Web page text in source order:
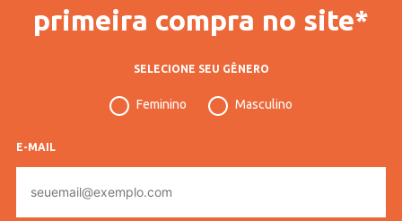
Código Completo 20501006908801
Gola Careca
Cores
primeira compra no site*
SELECIONE SEU GÊNERO
Feminino Masculino
E-MAIL
mail